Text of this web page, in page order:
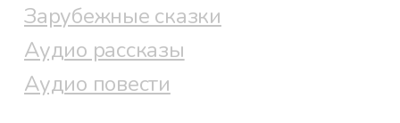
Зарубежные сказки
Аудио рассказы
Аудио повести